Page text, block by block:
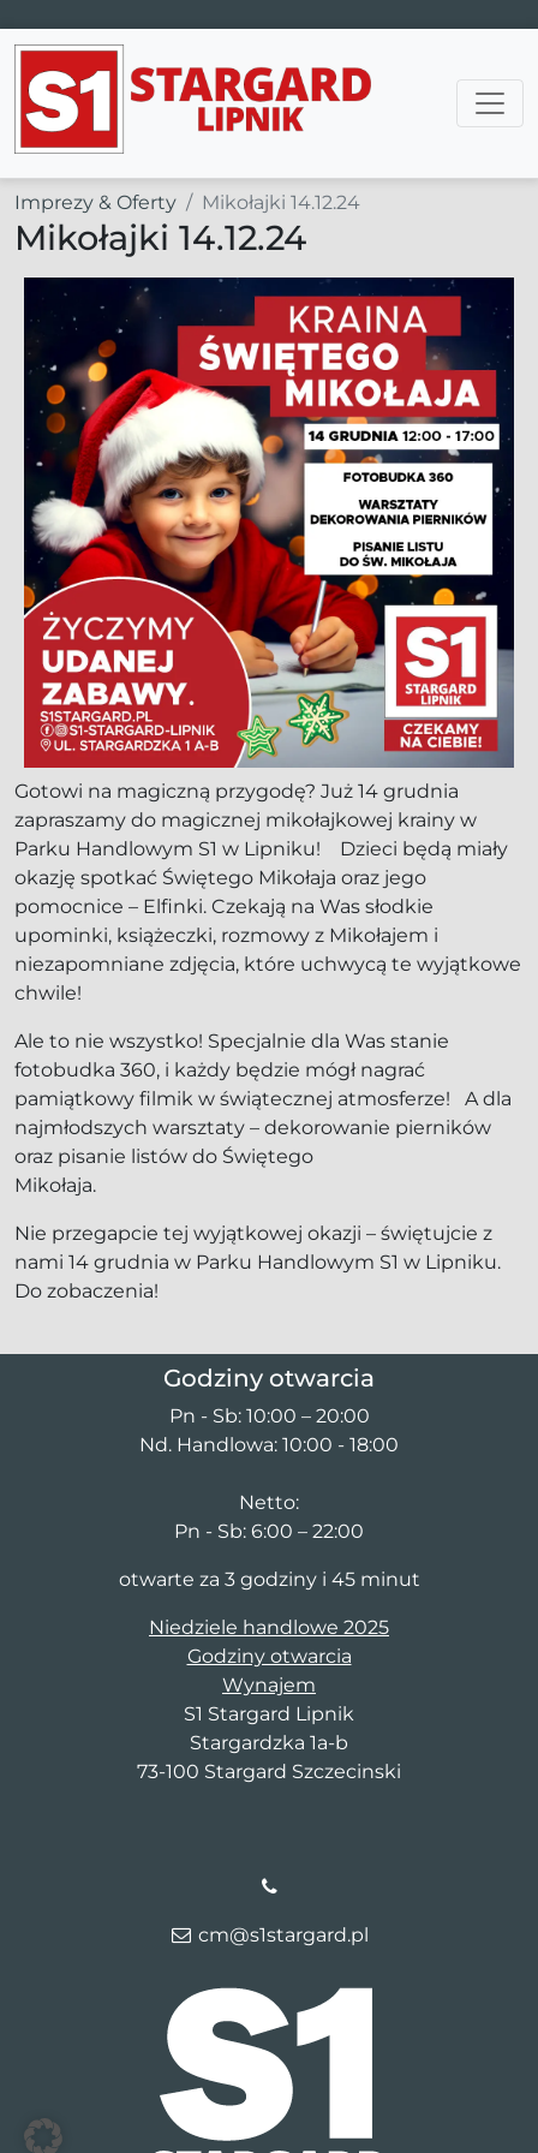
Main Navigation
Imprezy & Oferty Mikołajki 14.12.24
Mikołajki 14.12.24
Gotowi na magiczną przygodę? Już 14 grudnia
zapraszamy do magicznej mikołajkowej krainy w
Parku Handlowym S1 w Lipniku! Dzieci będą miały
okazję spotkać Świętego Mikołaja oraz jego
pomocnice – Elfinki. Czekają na Was słodkie
upominki, książeczki, rozmowy z Mikołajem i
niezapomniane zdjęcia, które uchwycą te wyjątkowe
chwile!
Ale to nie wszystko! Specjalnie dla Was stanie
fotobudka 360, i każdy będzie mógł nagrać
pamiątkowy filmik w świątecznej atmosferze! A dla
najmłodszych warsztaty – dekorowanie pierników
oraz pisanie listów do Świętego
Mikołaja.
Nie przegapcie tej wyjątkowej okazji – świętujcie z
nami 14 grudnia w Parku Handlowym S1 w Lipniku.
Do zobaczenia!
Godziny otwarcia
Pn - Sb: 10:00 – 20:00
Nd. Handlowa: 10:00 - 18:00
Netto:
Pn - Sb: 6:00 – 22:00
otwarte za 3 godziny i 45 minut
Niedziele handlowe 2025
Godziny otwarcia
Wynajem
S1 Stargard Lipnik
Stargardzka 1a-b
73-100 Stargard Szczecinski
cm@s1stargard.pl